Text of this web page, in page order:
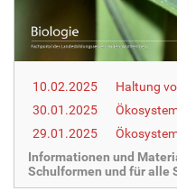
e
r
e
10.02.2025
Haltung
30.01.2025
29.01.2025
Informationen und
Schulformen und für alle